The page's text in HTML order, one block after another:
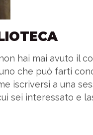
hai mai avuto il
che può farti
iscriversi a una
sei interessato e